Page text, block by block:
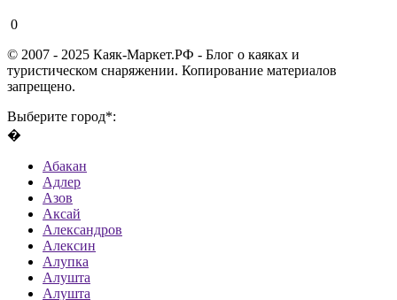
0
© 2007 - 2025 Каяк-Маркет.РФ - Блог о каяках и
туристическом снаряжении. Копирование материалов
запрещено.
Выберите город*:
�
Абакан
Адлер
Азов
Аксай
Александров
Алексин
Алупка
Алушта
Алушта